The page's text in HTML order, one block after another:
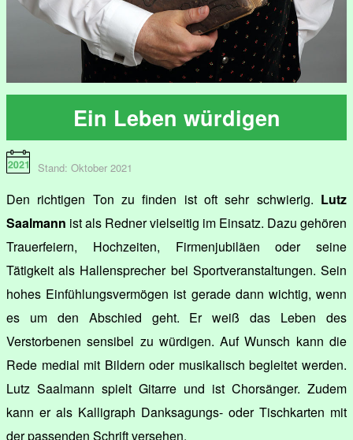
Ein Leben würdigen
Stand: Oktober 2021
Den richtigen Ton zu finden ist oft sehr schwierig. Lutz
Saalmann ist als Redner vielseitig im Einsatz. Dazu gehören
Trauerfeiern, Hochzeiten, Firmenjubiläen oder seine
Tätigkeit als Hallensprecher bei Sportveranstaltungen. Sein
hohes Einfühlungsvermögen ist gerade dann wichtig, wenn
es um den Abschied geht. Er weiß das Leben des
Verstorbenen sensibel zu würdigen. Auf Wunsch kann die
Rede medial mit Bildern oder musikalisch begleitet werden.
Lutz Saalmann spielt Gitarre und ist Chorsänger. Zudem
kann er als Kalligraph Danksagungs- oder Tischkarten mit
der passenden Schrift versehen.